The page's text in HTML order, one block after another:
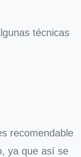
técnicas
recomendable
ya que así se